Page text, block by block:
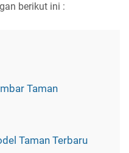
berikut ini :
Taman
Taman Terbaru